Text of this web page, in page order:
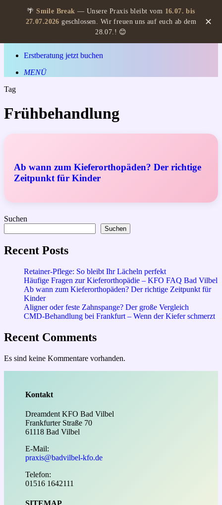
Beratung buchen Skip
main
Hit enter to search or ESC to close
Erstberatung jetzt buchen
MENÜ
🌴Smile Break — Unsere Praxis bleibt vom 16.07. bis
27.07.2026 geschlossen. Wir freuen uns auf euch ab dem
28.07.! 😊
✕
Tag
Frühbehandlung
Ab wann zum Kieferorthopäden? Der richtige
Zeitpunkt für Kinder
Suchen
Suchen
Recent Posts
Retainer-Pflege: So bleibt Ihr Lächeln perfekt
Häufige Fragen zur Kieferorthopädie – KFO FAQ Bad Vilbel
Ab wann zum Kieferorthopäden? Der richtige Zeitpunkt für
Kinder
Aligner oder feste Zahnspange? Der große Vergleich
CMD-Behandlung bei Frankfurt – Wenn der Kiefer schmerzt
Recent Comments
Es sind keine Kommentare vorhanden.
Kontakt
Dreamdent KFO Bad Vilbel
Frankfurter Straße 70
61118 Bad Vilbel
E-Mail:
praxis@badvilbel-kfo.de
Telefon:
01516 1642111
SITEMAP